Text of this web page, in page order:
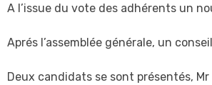
A l’issue du vote des adhérents un
Aprés l’assemblée générale, un
Deux candidats se sont présentés, Mr